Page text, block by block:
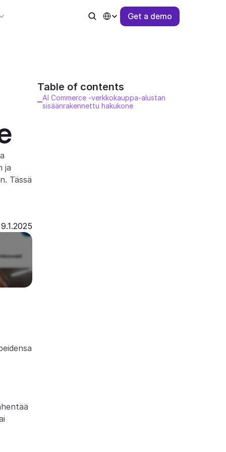
Select Language
Get a demo
ja
Tässä
9.1.2025
Table of contents
AI Commerce -verkkokauppa-alustan
sisäänrakennettu hakukone